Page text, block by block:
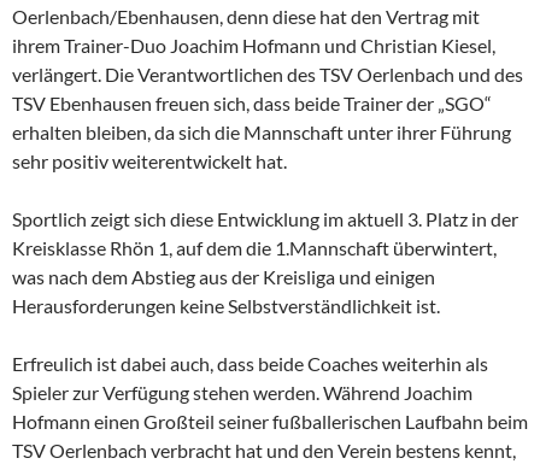
Oerlenbach/Ebenhausen, denn diese hat den Vertrag mit
ihrem Trainer-Duo Joachim Hofmann und Christian Kiesel,
verlängert. Die Verantwortlichen des TSV Oerlenbach und des
TSV Ebenhausen freuen sich, dass beide Trainer der „SGO“
erhalten bleiben, da sich die Mannschaft unter ihrer Führung
sehr positiv weiterentwickelt hat.
Sportlich zeigt sich diese Entwicklung im aktuell 3. Platz in der
Kreisklasse Rhön 1, auf dem die 1.Mannschaft überwintert,
was nach dem Abstieg aus der Kreisliga und einigen
Herausforderungen keine Selbstverständlichkeit ist.
Erfreulich ist dabei auch, dass beide Coaches weiterhin als
Spieler zur Verfügung stehen werden. Während Joachim
Hofmann einen Großteil seiner fußballerischen Laufbahn beim
TSV Oerlenbach verbracht hat und den Verein bestens kennt,